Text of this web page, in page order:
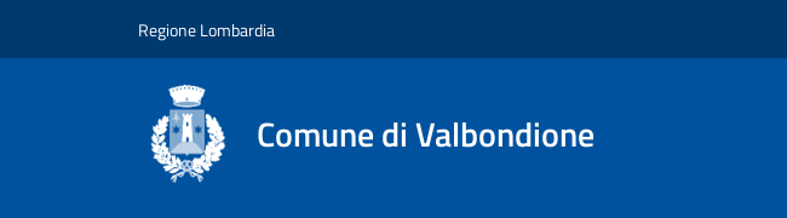
Regione Lombardia
Comune di Valbondione